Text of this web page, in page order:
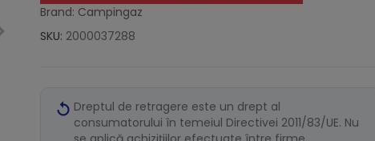
Brand: Campingaz
SKU: 2000037288
Dreptul de retragere este un drept al
consumatorului în temeiul Directivei 2011/83/UE. Nu